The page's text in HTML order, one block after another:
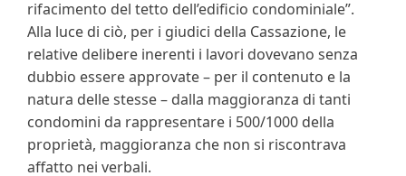
rifacimento del tetto dell’edificio condominiale”.
Alla luce di ciò, per i giudici della Cassazione, le
relative delibere inerenti i lavori dovevano senza
dubbio essere approvate – per il contenuto e la
natura delle stesse – dalla maggioranza di tanti
condomini da rappresentare i 500/1000 della
proprietà, maggioranza che non si riscontrava
affatto nei verbali.